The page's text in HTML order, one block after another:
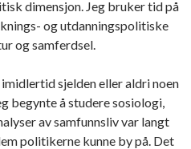
dimensjon. Jeg bruker tid på
og utdanningspolitiske
og samferdsel.
sjelden eller aldri noen
begynte å studere sosiologi,
av samfunnsliv var langt
politikerne kunne by på. Det